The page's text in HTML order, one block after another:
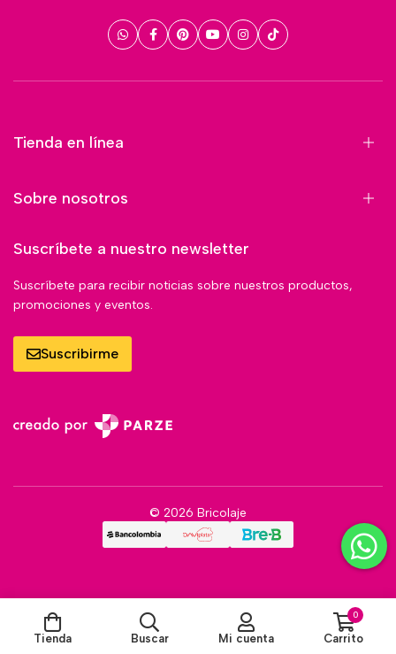
Tienda en línea
Sobre nosotros
Suscríbete a nuestro newsletter
Suscríbete para recibir noticias sobre nuestros productos,
promociones y eventos.
Suscribirme
© 2026 Bricolaje
Tienda Buscar Mi cuenta
0
Carrito